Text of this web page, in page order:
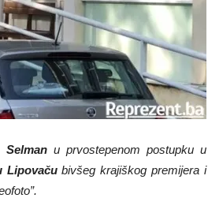
Selman u prvostepenom postupku u
Lipovačubivšeg krajiškog premijera i